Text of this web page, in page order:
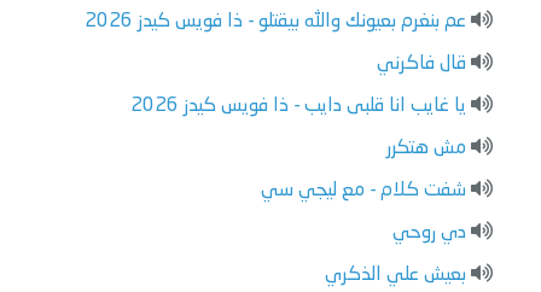
عم بنغرم بعيونك والله بيقتلو - ذا فويس كيدز 2026
قال فاكرني
يا غايب انا قلبى دايب - ذا فويس كيدز 2026
مش هتكرر
شفت كلام - مع ليجي سي
دي روحي
بعيش علي الذكري